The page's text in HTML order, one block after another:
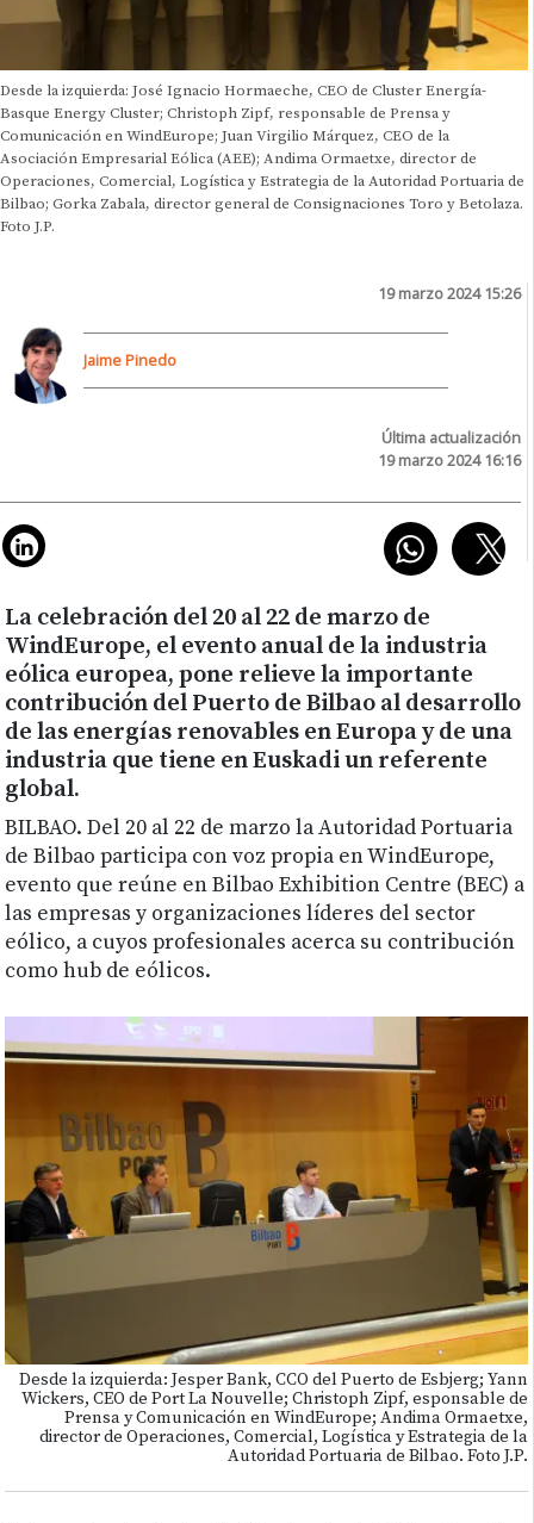
Desde la izquierda: José Ignacio Hormaeche, CEO de Cluster Energía-
Basque Energy Cluster; Christoph Zipf, responsable de Prensa y
Comunicación en WindEurope; Juan Virgilio Márquez, CEO de la
Asociación Empresarial Eólica (AEE); Andima Ormaetxe, director de
Operaciones, Comercial, Logística y Estrategia de la Autoridad Portuaria de
Bilbao; Gorka Zabala, director general de Consignaciones Toro y Betolaza.
Foto J.P.
19 marzo 2024 15:26
Jaime Pinedo
Última actualización
19 marzo 2024 16:16
La celebración del 20 al 22 de marzo de
WindEurope, el evento anual de la industria
eólica europea, pone relieve la importante
contribución del Puerto de Bilbao al desarrollo
de las energías renovables en Europa y de una
industria que tiene en Euskadi un referente
global.
BILBAO. Del 20 al 22 de marzo la Autoridad Portuaria
de Bilbao participa con voz propia en WindEurope,
evento que reúne en Bilbao Exhibition Centre (BEC) a
las empresas y organizaciones líderes del sector
eólico, a cuyos profesionales acerca su contribución
como hub de eólicos.
Desde la izquierda: Jesper Bank, CCO del Puerto de Esbjerg; Yann
Wickers, CEO de Port La Nouvelle; Christoph Zipf, esponsable de
Prensa y Comunicación en WindEurope; Andima Ormaetxe,
director de Operaciones, Comercial, Logística y Estrategia de la
Autoridad Portuaria de Bilbao. Foto J.P.